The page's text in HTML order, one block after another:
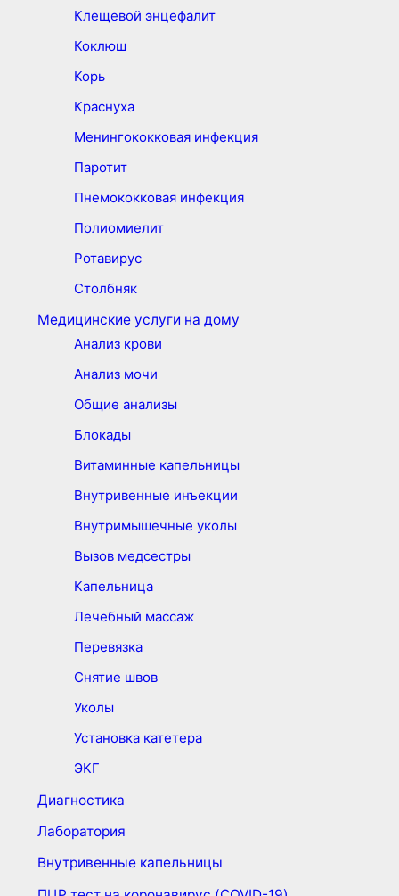
Клещевой энцефалит
Коклюш
Корь
Краснуха
Менингококковая инфекция
Паротит
Пнемококковая инфекция
Полиомиелит
Ротавирус
Столбняк
Медицинские услуги на дому
Анализ крови
Анализ мочи
Общие анализы
Блокады
Витаминные капельницы
Внутривенные инъекции
Внутримышечные уколы
Вызов медсестры
Капельница
Лечебный массаж
Перевязка
Снятие швов
Уколы
Установка катетера
ЭКГ
Диагностика
Лаборатория
Внутривенные капельницы